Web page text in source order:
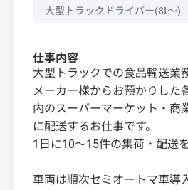
大型トラックドライバー(8t～)
仕事内容
大型トラックでの食品輸送業
メーカー様からお預かりした
内のスーパーマーケット・商
に配送するお仕事です。
1日に10～15件の集荷・配送を
車両は順次セミオートマ車導